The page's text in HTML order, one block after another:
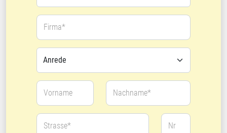
Firma*
Vorname Nachname*
Strasse* Nr